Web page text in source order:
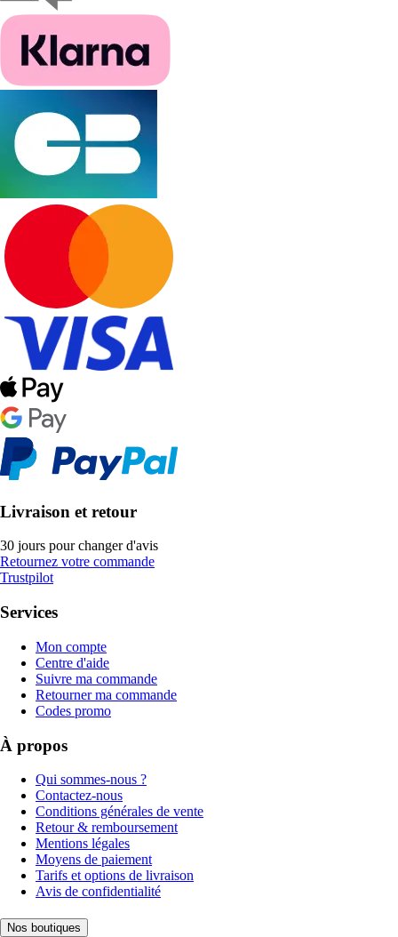
Livraison et retour
30 jours pour changer d'avis
Retournez votre commande
Trustpilot
Services
Mon compte
Centre d'aide
Suivre ma commande
Retourner ma commande
Codes promo
À propos
Qui sommes-nous ?
Contactez-nous
Conditions générales de vente
Retour & remboursement
Mentions légales
Moyens de paiement
Tarifs et options de livraison
Avis de confidentialité
Nos boutiques